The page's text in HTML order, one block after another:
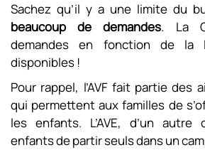
Sachez qu’il y a une limite du
beaucoup de demandes. La
demandes en fonction de la
disponibles !
Pour rappel, l’AVF fait partie des
qui permettent aux familles de
les enfants. L’AVE, d’un
enfants de partir seuls dans un